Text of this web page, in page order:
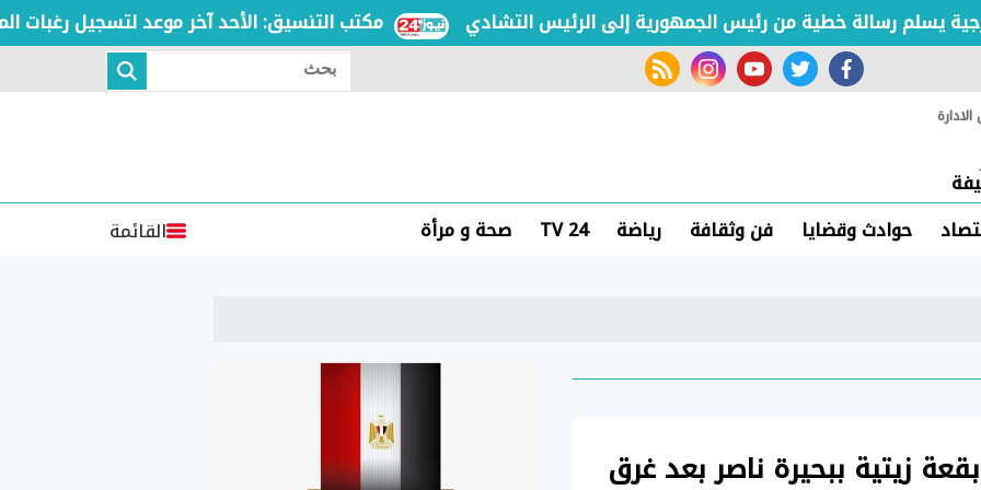
مكتب التنسيق: الأحد آخر موعد لتسجيل رغبات يسلم رسالة خطية من رئيس الجمهورية إلى الرئيس التشادي
facebook
twitter
youtube
instagram
rss feed
بحث
حوادث وقضايا فن وثقافة رياضة TV 24 صحة و مرأة القائمة
زيتية ببحيرة ناصر بعد غرق